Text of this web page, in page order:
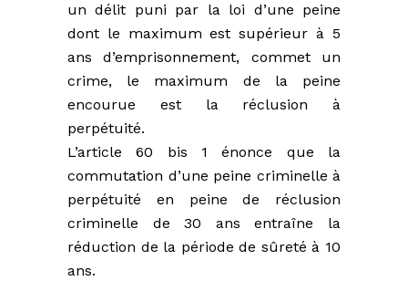
un délit puni par la loi d’une peine
dont le maximum est supérieur à 5
ans d’emprisonnement, commet un
crime, le maximum de la peine
encourue est la réclusion à
perpétuité.
L’article 60 bis 1 énonce que la
commutation d’une peine criminelle à
perpétuité en peine de réclusion
criminelle de 30 ans entraîne la
réduction de la période de sûreté à 10
ans.